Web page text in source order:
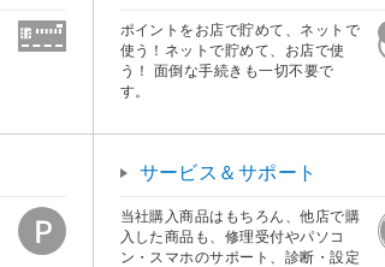
ポイントをお店で貯めて、ネットで
使う！ネットで貯めて、お店で使
う！ 面倒な手続きも一切不要で
す。
サービス＆サポート
当社購入商品はもちろん、他店で購
入した商品も、修理受付やパソコ
ン・スマホのサポート、診断・設定